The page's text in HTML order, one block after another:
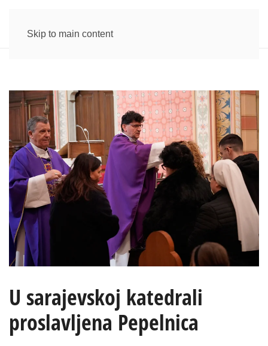
Skip to main content
U sarajevskoj katedrali
proslavljena Pepelnica